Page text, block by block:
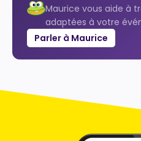
Maurice vous aide à
adaptées à votre
Parler à Maurice